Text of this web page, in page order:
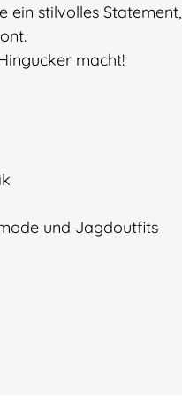
ein stilvolles Statement,
macht!
und Jagdoutfits